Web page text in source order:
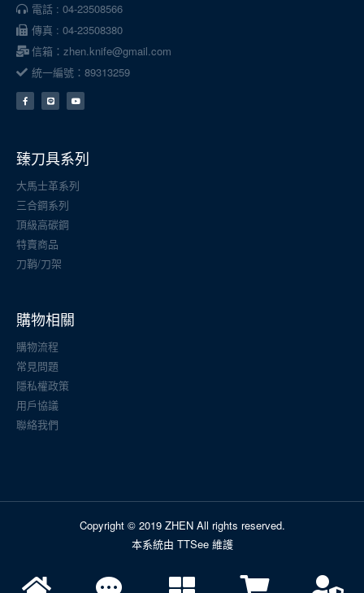
電話 : 04-23508566
傳真 : 04-23508380
信箱：zhen.knife@gmail.com
統一編號：89313259
臻刀具系列
大馬士革系列
三合鋼系列
頂級高碳鋼
特賣商品
刀鞘/刀架
購物相關
購物流程
常見問題
隱私權政策
用戶協議
聯絡我們
Copyright © 2019 ZHEN All rights reserved.
本系統由 TTSee 維護